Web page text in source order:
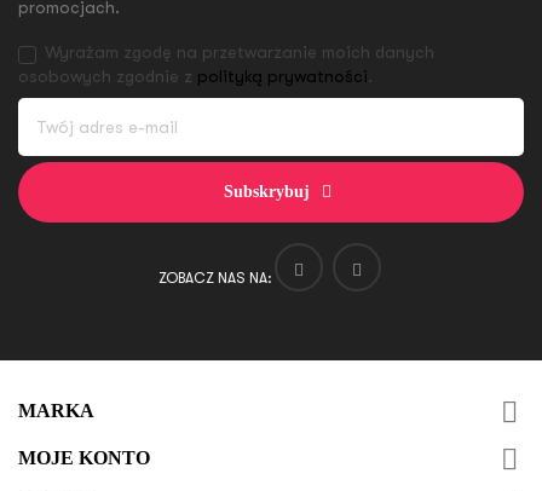
promocjach.
Wyrażam zgodę na przetwarzanie moich danych
osobowych zgodnie z polityką prywatności.
Subskrybuj
ZOBACZ NAS NA:
MARKA 
MOJE KONTO 